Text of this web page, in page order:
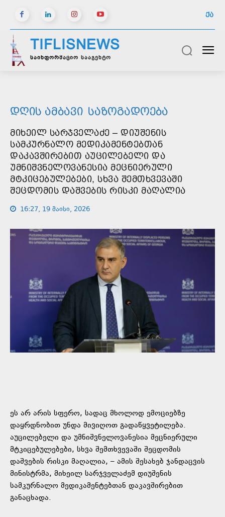
ᲥᲐ
TIFLISNEWS
საინფორმაციო სააგენტო
ᲓᲦᲘᲡ ᲐᲛᲑᲐᲕᲘ ᲡᲐᲖᲝᲒᲐᲓᲝᲔᲑᲐ
ᲛᲘᲮᲔᲘᲚ ᲡᲐᲠᲯᲕᲔᲚᲐᲫᲔ – ᲓᲘᲣᲨᲔᲜᲘᲡ
ᲡᲐᲛᲙᲣᲠᲜᲐᲚᲝ ᲛᲔᲓᲘᲙᲐᲛᲔᲜᲢᲔᲑᲗᲐᲜ
ᲓᲐᲙᲐᲕᲨᲘᲠᲔᲑᲘᲗ ᲐᲣᲪᲘᲚᲔᲑᲔᲚᲘ ᲓᲐ
ᲣᲛᲜᲘᲨᲕᲜᲔᲚᲝᲕᲐᲜᲔᲡᲘᲐ ᲛᲔᲪᲜᲘᲔᲠᲣᲚᲘ
ᲛᲢᲙᲘᲪᲔᲑᲣᲚᲔᲑᲔᲑᲘ, ᲡᲮᲕᲐ ᲨᲔᲛᲗᲮᲕᲔᲕᲐᲨᲘ
ᲨᲔᲪᲓᲝᲛᲘᲡ ᲓᲐᲨᲕᲔᲑᲘᲡ ᲠᲘᲡᲙᲘ ᲛᲐᲦᲐᲚᲘᲐ
16:27, 19 მაისი, 2026
ეს არ არის სფერო, სადაც მხოლოდ ემოციებზე
დაყრდნობით უნდა მივიღოთ გადაწყვეტილება.
აუცილებელი და უმნიშვნელოვანესია მეცნიერული
მტკიცებულებები, სხვა შემთხვევაში შეცდომის
დაშვების რისკი მაღალია, – ამის შესახებ ჯანდაცვის
მინისტრმა, მიხეილ სარჯველაძემ დიუშენის
სამკურნალო მედიკამენტებთან დაკავშირებით
განაცხადა.